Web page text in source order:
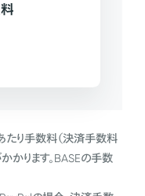
たり手数料（決済手数料
かります。BASEの手数